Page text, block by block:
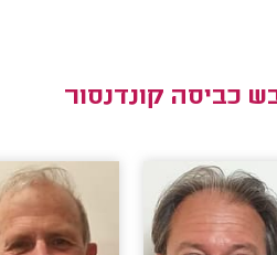
כביסה קונדנסור